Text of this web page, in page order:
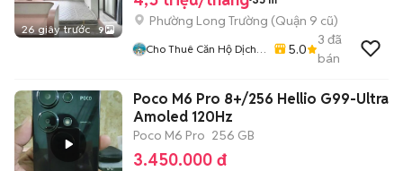
26 giây trước 9
Phường Long Trường (Quận 9 cũ)
Cho Thuê Căn Hộ Dịch
5.0
3 đã
bán
Poco M6 Pro 8+/256 Hellio G99-Ultra
Amoled 120Hz
Poco M6 Pro 256 GB
3.450.000 đ